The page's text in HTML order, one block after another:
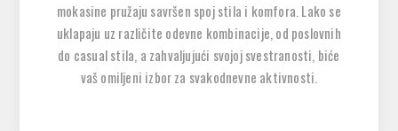
mokasine pružaju savršen spoj stila i komfora. Lako se
uklapaju uz različite odevne kombinacije, od poslovnih
do casual stila, a zahvaljujući svojoj svestranosti, biće
vaš omiljeni izbor za svakodnevne aktivnosti.